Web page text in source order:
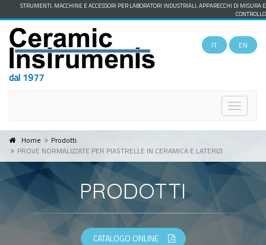
STRUMENTI, MACCHINE E ACCESSORI PER LABORATORI INDUSTRIALI, APPARECCHI DI MISURA E
CONTROLLO
IT EN
dal 1977
Toggle
Home
Prodotti
PROVE NORMALIZZATE PER PIASTRELLE IN CERAMICA E LATERIZI
PRODOTTI
CATALOGO ONLINE